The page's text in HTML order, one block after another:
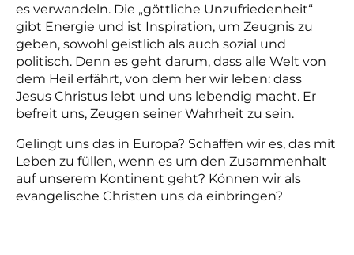
es verwandeln. Die „göttliche Unzufriedenheit“
gibt Energie und ist Inspiration, um Zeugnis zu
geben, sowohl geistlich als auch sozial und
politisch. Denn es geht darum, dass alle Welt von
dem Heil erfährt, von dem her wir leben: dass
Jesus Christus lebt und uns lebendig macht. Er
befreit uns, Zeugen seiner Wahrheit zu sein.
Gelingt uns das in Europa? Schaffen wir es, das mit
Leben zu füllen, wenn es um den Zusammenhalt
auf unserem Kontinent geht? Können wir als
evangelische Christen uns da einbringen?